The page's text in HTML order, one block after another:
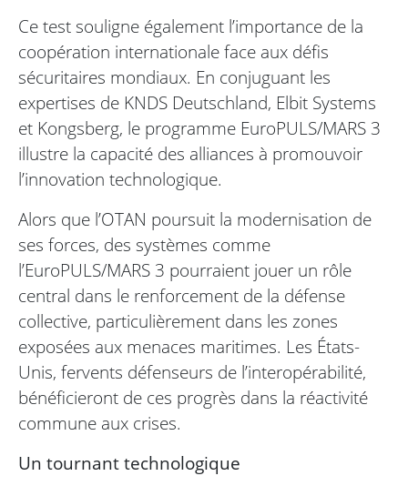
Ce test souligne également l’importance de la
coopération internationale face aux défis
sécuritaires mondiaux. En conjuguant les
expertises de KNDS Deutschland, Elbit Systems
et Kongsberg, le programme EuroPULS/MARS 3
illustre la capacité des alliances à promouvoir
l’innovation technologique.
Alors que l’OTAN poursuit la modernisation de
ses forces, des systèmes comme
l’EuroPULS/MARS 3 pourraient jouer un rôle
central dans le renforcement de la défense
collective, particulièrement dans les zones
exposées aux menaces maritimes. Les États-
Unis, fervents défenseurs de l’interopérabilité,
bénéficieront de ces progrès dans la réactivité
commune aux crises.
Un tournant technologique